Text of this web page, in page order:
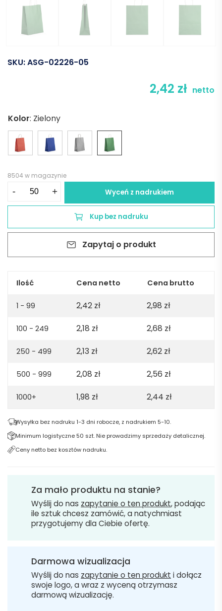
SKU:ASG-02226-05
2,42 zł netto
Kolor: Zielony
8504 w magazynie
-
-
+ Wyceń z nadrukiem
Kup bez nadruku
Zapytaj o produkt
Ilość Cena netto Cena brutto
1 - 99 2,42 zł 2,98 zł
100 - 249 2,18 zł 2,68 zł
250 - 499 2,13 zł 2,62 zł
500 - 999 2,08 zł 2,56 zł
1000+ 1,98 zł 2,44 zł
Wysyłka bez nadruku 1-3 dni robocze, z nadrukiem 5-10.
Minimum logistyczne 50 szt. Nie prowadzimy sprzedaży detalicznej.
Ceny netto bez kosztów nadruku.
Za mało produktu na stanie?
Wyślij do nas zapytanie o ten produkt, podając
ile sztuk chcesz zamówić, a natychmiast
przygotujemy dla Ciebie ofertę.
Darmowa wizualizacja
Wyślij do nas zapytanie o ten produkt i dołącz
swoje logo, a wraz z wyceną otrzymasz
darmową wizualizację.